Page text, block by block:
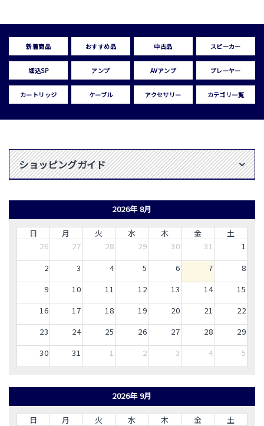
新着商品 おすすめ品 中古品 スピーカー
埋込SP アンプ AVアンプ プレーヤー
カートリッジ ケーブル アクセサリー カテゴリ一覧
ショッピングガイド
2026年 8月
日 月 火 水 木 金
土
26
27 28 29 30 31
1
2
3 4 5 6 7
8
9
10 11 12 13 14
15
16
17 18 19 20 21
22
23
24 25 26 27 28
29
30
31 1 2 3 4 5
2026年 9月
日 月 火 水 木 金
土